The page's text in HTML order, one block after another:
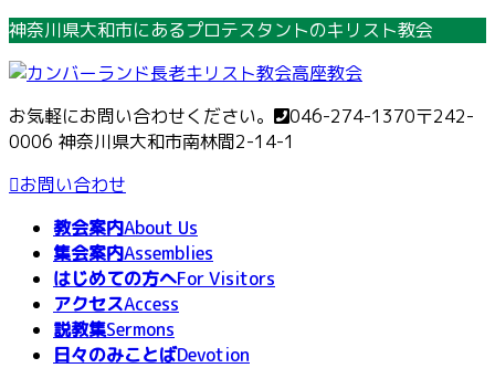
コ
テ
ン
ツ
へ
ス
ナ
ゲ
ー
シ
ョ
ン
神奈川県大和市にあるプロテスタントのキリスト教会
お気軽にお問い合わせください。 046-274-1370〒242-
0006 神奈川県大和市南林間2-14-1
お問い合わせ
教会案内About Us
集会案内Assemblies
はじめての方へFor Visitors
アクセスAccess
説教集Sermons
日々のみことばDevotion